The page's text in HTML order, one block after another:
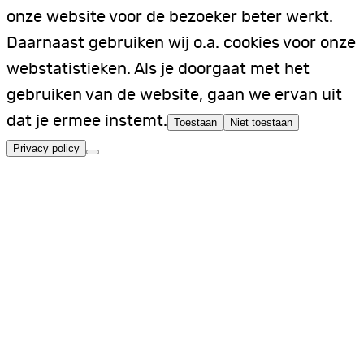
onze website voor de bezoeker beter werkt.
Daarnaast gebruiken wij o.a. cookies voor onze
webstatistieken. Als je doorgaat met het
gebruiken van de website, gaan we ervan uit
dat je ermee instemt. Toestaan Niet toestaan
Privacy policy